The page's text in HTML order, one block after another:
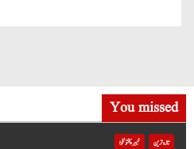
You missed
تازہ ترین خیبر پختونخوا